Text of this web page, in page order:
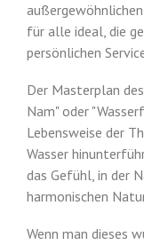
für alle ideal, die
persönlichen
Der Masterplan
Nam" oder
Lebensweise der
Wasser
das Gefühl, in der
harmonischen
Wenn man dieses